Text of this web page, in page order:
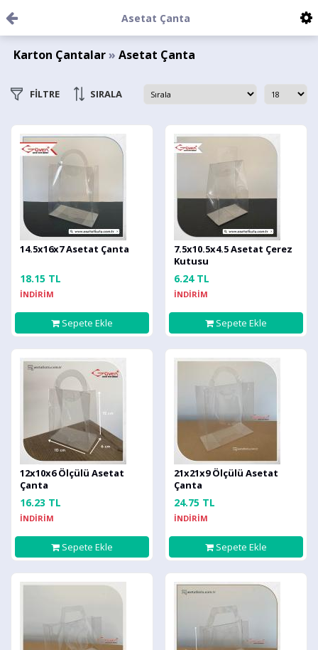
Asetat Çanta
Karton Çantalar» Asetat Çanta
FİLTRE SIRALA
14.5x16x7 Asetat Çanta
18.15 TL
İNDİRİM
Sepete Ekle
7.5x10.5x4.5 Asetat Çerez
Kutusu
6.24 TL
İNDİRİM
Sepete Ekle
12x10x6 Ölçülü Asetat
Çanta
16.23 TL
İNDİRİM
Sepete Ekle
21x21x9 Ölçülü Asetat
Çanta
24.75 TL
İNDİRİM
Sepete Ekle